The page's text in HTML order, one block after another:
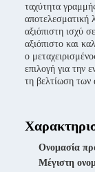
ταχύτητα
αποτελεσματική
αξιόπιστη ισχύ
αξιόπιστο και
ο
επιλογή για την
τη βελτίωση των
Ονομασία
Μέγιστη